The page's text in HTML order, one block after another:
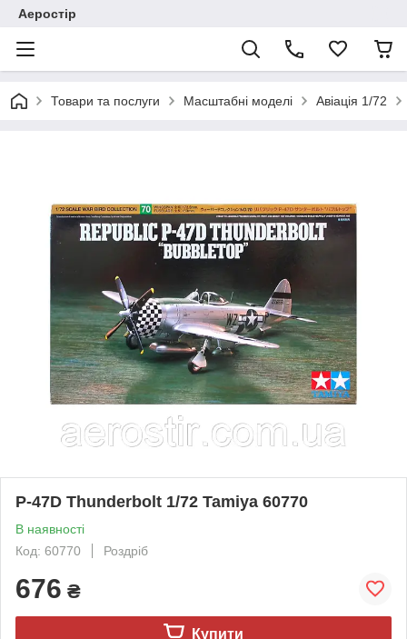
Аеростір
Товари та послуги Масштабні моделі Авіація 1/72
P-47D Thunderbolt 1/72 Tamiya 60770
В наявності
Код: 60770
Роздріб
676 ₴
Купити